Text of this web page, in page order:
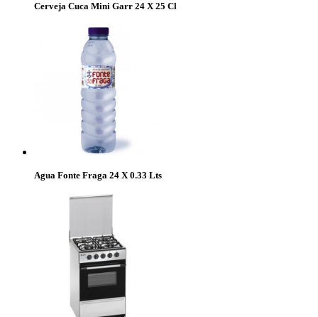
Cerveja Cuca Mini Garr 24 X 25 Cl
Agua Fonte Fraga 24 X 0.33 Lts